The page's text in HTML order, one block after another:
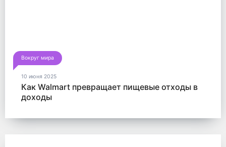
Вокруг мира
10 июня 2025
Как Walmart превращает пищевые отходы в
доходы